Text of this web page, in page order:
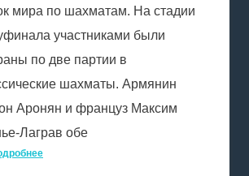
мира по шахматам. На стадии
участниками были
по две партии в
шахматы. Армянин
Аронян и француз Максим
Лаграв обе